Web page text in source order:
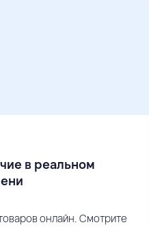
в реальном
онлайн. Смотрите